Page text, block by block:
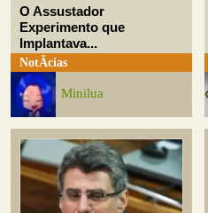
O Assustador
Experimento que
Implantava...
NotÃ­cias
Minilua